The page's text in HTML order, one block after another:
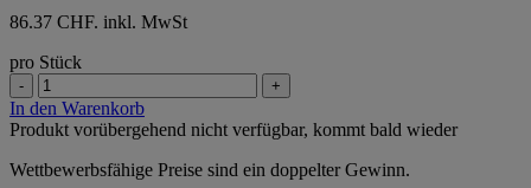
86.37 CHF. inkl. MwSt
pro Stück
- +
In den Warenkorb
Produkt vorübergehend nicht verfügbar, kommt bald wieder
Wettbewerbsfähige Preise sind ein doppelter Gewinn.